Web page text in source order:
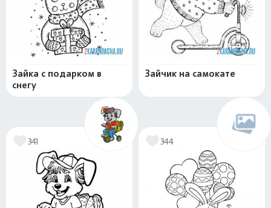
Зайка с подарком в
снегу
Зайчик на самокате
341 344